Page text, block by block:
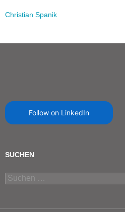
Christian Spanik
Follow on LinkedIn
SUCHEN
Suchen
nach: